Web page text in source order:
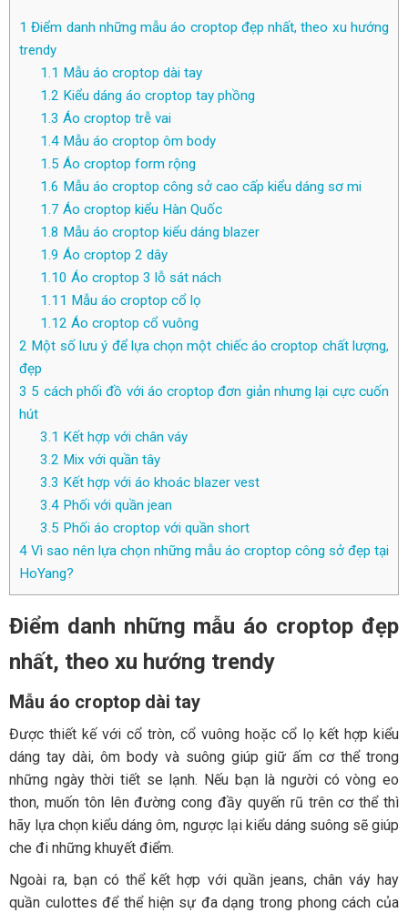
1 Điểm danh những mẫu áo croptop đẹp nhất, theo xu hướng
trendy
1.1 Mẫu áo croptop dài tay
1.2 Kiểu dáng áo croptop tay phồng
1.3 Áo croptop trễ vai
1.4Mẫu áo croptop ôm body
1.5 Áo croptop form rộng
1.6 Mẫu áo croptop công sở cao cấp kiểu dáng sơ mi
1.7 Áo croptop kiểu Hàn Quốc
1.8 Mẫu áo croptop kiểu dáng blazer
1.9 Áo croptop 2 dây
1.10 Áo croptop 3 lỗ sát nách
1.11 Mẫu áo croptop cổ lọ
1.12 Áo croptop cổ vuông
2 Một số lưu ý để lựa chọn một chiếc áo croptop chất lượng,
đẹp
3 5 cách phối đồ với áo croptop đơn giản nhưng lại cực cuốn
hút
3.1 Kết hợp với chân váy
3.2 Mix với quần tây
3.3 Kết hợp với áo khoác blazer vest
3.4Phối với quần jean
3.5 Phối áo croptop với quần short
4 Vì sao nên lựa chọn những mẫu áo croptop công sở đẹp tại
HoYang?
Điểm danh những mẫu áo croptop đẹp
nhất, theo xu hướng trendy
Mẫu áo croptop dài tay
Được thiết kế với cổ tròn, cổ vuông hoặc cổ lọ kết hợp kiểu
dáng tay dài, ôm body và suông giúp giữ ấm cơ thể trong
những ngày thời tiết se lạnh. Nếu bạn là người có vòng eo
thon, muốn tôn lên đường cong đầy quyến rũ trên cơ thể thì
hãy lựa chọn kiểu dáng ôm, ngược lại kiểu dáng suông sẽ giúp
che đi những khuyết điểm.
Ngoài ra, bạn có thể kết hợp với quần jeans, chân váy hay
quần culottes để thể hiện sự đa dạng trong phong cách của